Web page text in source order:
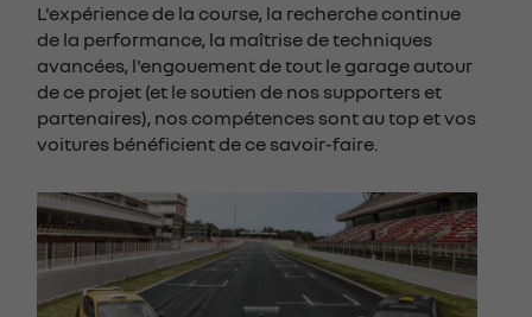
L'expérience de la course, la recherche continue
de la performance, la maîtrise de techniques
avancées, l'engouement de tout le garage autour
de ce projet (et le soutien de nos supporters et
partenaires), nos compétences sont au top et vos
voitures bénéficient de ce savoir-faire.